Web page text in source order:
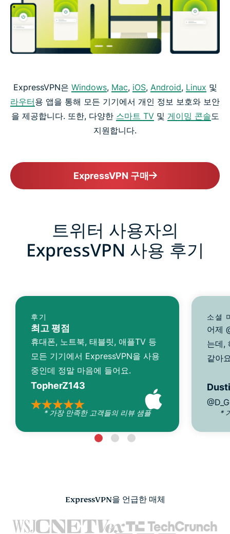
ExpressVPN은 Windows, Mac, iOS, Android, Linux 및
라우터용 앱을 통해 모든 기기에서 개인 정보 보호와 보안
을 제공합니다. 또한, 다양한 스마트 TV및 게이밍 콘솔도
지원합니다.
ExpressVPN 구매
트위터 사용자의
ExpressVPN 사용 후기
후기
최고 평점
휴대폰, 노트북, 태블릿, 애플TV 등
모든 기기에서 ExpressVPN을 사용
중인데 정말 마음에 들어요.
TopherZ143
* 가장 만족한 고객들의 리뷰 샘플
소셜
어제
는데,
같아
*
ExpressVPN을 언급한 매체